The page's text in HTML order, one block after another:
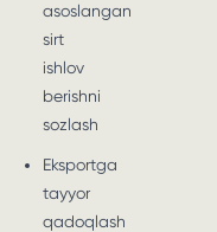
asoslangan
sirt
ishlov
berishni
sozlash
Eksportga
tayyor
qadoqlash